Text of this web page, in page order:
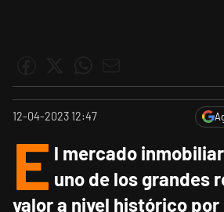
12-04-2023 12:47
E l mercado
uno de los grandes
valor a nivel histórico